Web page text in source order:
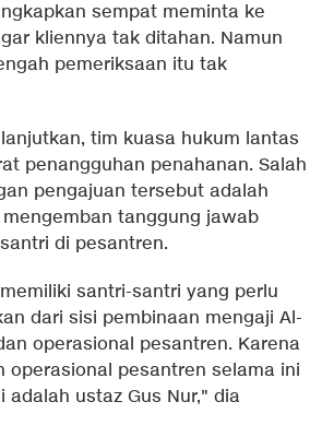
sempat meminta ke
kliennya tak ditahan. Namun
pemeriksaan itu tak
tim kuasa hukum lantas
penangguhan penahanan. Salah
pengajuan tersebut adalah
tanggung jawab
di pesantren.
santri-santri yang perlu
dari sisi pembinaan mengaji Al-
operasional pesantren. Karena
operasional pesantren selama ini
adalah ustaz Gus Nur," dia